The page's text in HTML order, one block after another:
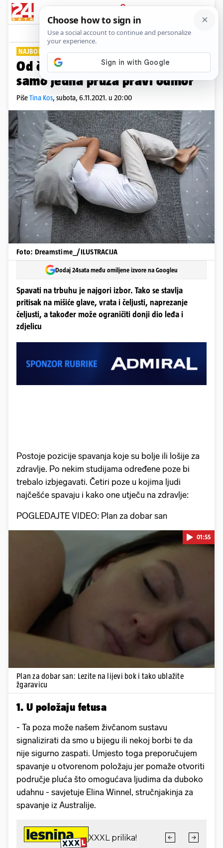
PRIJAVA
Lifestyle Komentari
NAJBOLJI IZBOR ZA ZDRAVLJE
Od četiri najčešće poze spavanja
samo jedna pruža pravi odmor
PišeTina Kos, subota, 6.11.2021. u 20:00
Foto: Dreamstime_/ILUSTRACIJA
Dodaj 24sata među omiljene izvore na Googleu
Spavati na trbuhu je najgori izbor. Tako se stavlja
pritisak na mišiće glave, vrata i čeljusti, naprezanje
čeljusti, a također može ograničiti donji dio leđa i
zdjelicu
Postoje pozicije spavanja koje su bolje ili lošije za
zdravlje. Po nekim studijama određene poze bi
trebalo izbjegavati. Četiri poze u kojima ljudi
najčešće spavaju i kako one utječu na zdravlje:
POGLEDAJTE VIDEO: Plan za dobar san
01:55
Plan za dobar san: Lezite na lijevi bok i tako ublažite
žgaravicu
1. U položaju fetusa
- Ta poza može našem živčanom sustavu
signalizirati da smo u bijegu ili nekoj borbi te da
nije sigurno zaspati. Umjesto toga preporučujem
spavanje u otvorenom položaju jer pomaže otvoriti
područje pluća što omogućava ljudima da duboko
udahnu - savjetuje Elina Winnel, stručnjakinja za
spavanje iz Australije.